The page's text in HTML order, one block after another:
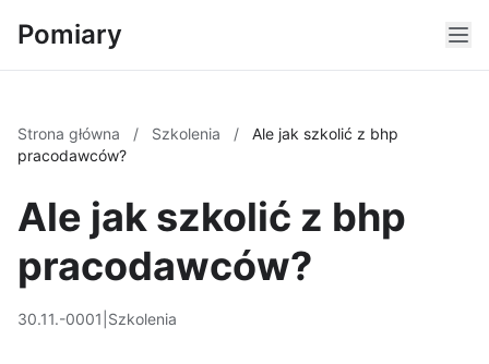
Pomiary
Strona główna / Szkolenia /
Ale jak szkolić z bhp
pracodawców?
Ale jak szkolić z bhp
pracodawców?
30.11.-0001 Szkolenia